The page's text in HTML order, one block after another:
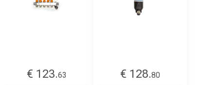
€ 123.63
€ 128.80